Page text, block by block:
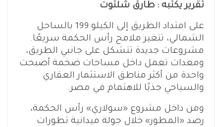
تقرير يكتبه : طارق شلتوت
على امتداد الطريق إلى الكيلو 199 بالساحل
الشمالي، تتغير ملامح رأس الحكمة سريعًا.
مشروعات جديدة تتشكل على جانبي الطريق،
ومعدات تعمل داخل مساحات ضخمة أصبحت
واحدة من أكثر مناطق الاستثمار العقاري
والسياحي جذبًا للاهتمام في مصر.
ومن داخل مشروع «سولاري» رأس الحكمة،
رصد «المطور» خلال جولة ميدانية تطورات